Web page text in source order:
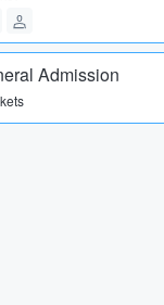
Admission